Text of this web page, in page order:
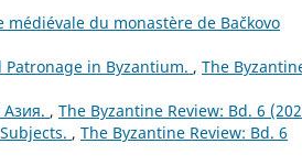
médiévale du monastère de Bačkovo
Patronage in Byzantium. , The
Азия. , The Byzantine Review: Bd. 6
, The Byzantine Review: Bd. 6